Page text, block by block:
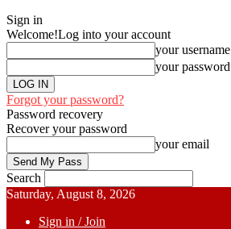
Sign in
Welcome!Log into your account
your username
your password
Forgot your password?
Password recovery
Recover your password
your email
Search
Saturday, August 8, 2026
Sign in / Join